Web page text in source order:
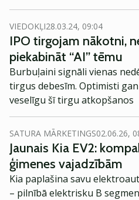
VIEDOKĻI28.03.24, 09:04
IPO tirgojam nākotni,
piekabināt “AI” tēmu
Burbuļaini signāli vienas
tirgus debesīm. Optimisti
veselīgu šī tirgu atkopšanos
SATURA MĀRKETINGS02.06.26,
Jaunais Kia EV2:
ģimenes vajadzībām
Kia paplašina savu
– pilnībā elektrisku B